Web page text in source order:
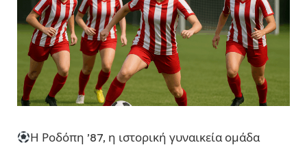
Η Ροδόπη ’87, η ιστορική γυναικεία ομάδα